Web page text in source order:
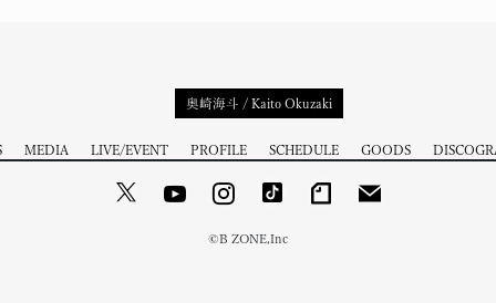
奥崎海斗 / Kaito Okuzaki
MEDIA LIVE/EVENT PROFILE SCHEDULE GOODS
©️B ZONE,Inc